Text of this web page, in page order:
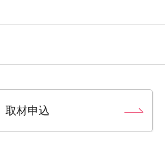
取材申込